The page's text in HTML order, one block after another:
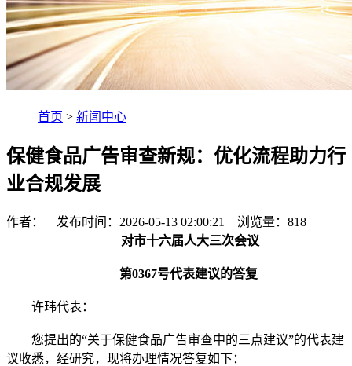
首页 > 新闻中心
保健食品广告审查新规：优化流程助力行
业合规发展
作者： 发布时间：2026-05-13 02:00:21 浏览量： 818
对市十六届人大三次会议
第0367号代表建议的答复
许玮代表：
您提出的“关于保健食品广告审查中的三点建议”的代表建
议收悉，经研究，现将办理情况答复如下：